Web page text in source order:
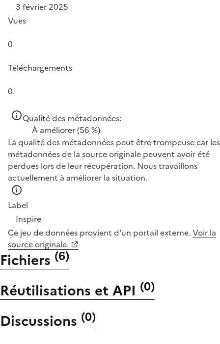
3 février 2025
Vues
0
Téléchargements
0
Qualité des métadonnées:
À améliorer(56 %)
La qualité des métadonnées peut être trompeuse car les
métadonnées de la source originale peuvent avoir été
perdues lors de leur récupération. Nous travaillons
actuellement à améliorer la situation.
Label
Inspire
Ce jeu de données provient d'un portail externe. Voir la
source originale.
Fichiers (6)
Réutilisations et API (0)
Discussions (0)